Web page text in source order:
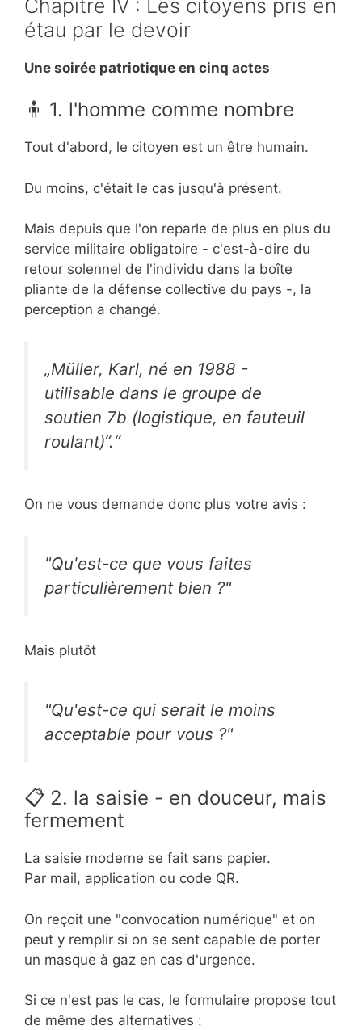
Chapitre IV : Les citoyens pris en
étau par le devoir
Une soirée patriotique en cinq actes
🧍 1. l'homme comme nombre
Tout d'abord, le citoyen est un être humain.
Du moins, c'était le cas jusqu'à présent.
Mais depuis que l'on reparle de plus en plus du
service militaire obligatoire - c'est-à-dire du
retour solennel de l'individu dans la boîte
pliante de la défense collective du pays -, la
perception a changé.
„Müller, Karl, né en 1988 -
utilisable dans le groupe de
soutien 7b (logistique, en fauteuil
roulant)“.“
On ne vous demande donc plus votre avis :
"Qu'est-ce que vous faites
particulièrement bien ?"
Mais plutôt
"Qu'est-ce qui serait le moins
acceptable pour vous ?"
📋 2. la saisie - en douceur, mais
fermement
La saisie moderne se fait sans papier.
Par mail, application ou code QR.
On reçoit une "convocation numérique" et on
peut y remplir si on se sent capable de porter
un masque à gaz en cas d'urgence.
Si ce n'est pas le cas, le formulaire propose tout
de même des alternatives :